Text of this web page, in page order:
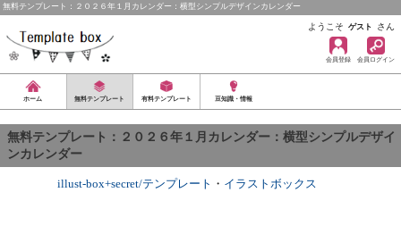
無料テンプレート：２０２６年１月カレンダー：横型シンプルデザインカレンダー
ようこそ ゲスト さん
会員登録 会員ログイン
ホーム 無料テンプレート 有料テンプレート 豆知識・情報
無料テンプレート：２０２６年１月カレンダー：横型シンプルデザイ
ンカレンダー
illust-box+secret/テンプレート ・ イラストボックス